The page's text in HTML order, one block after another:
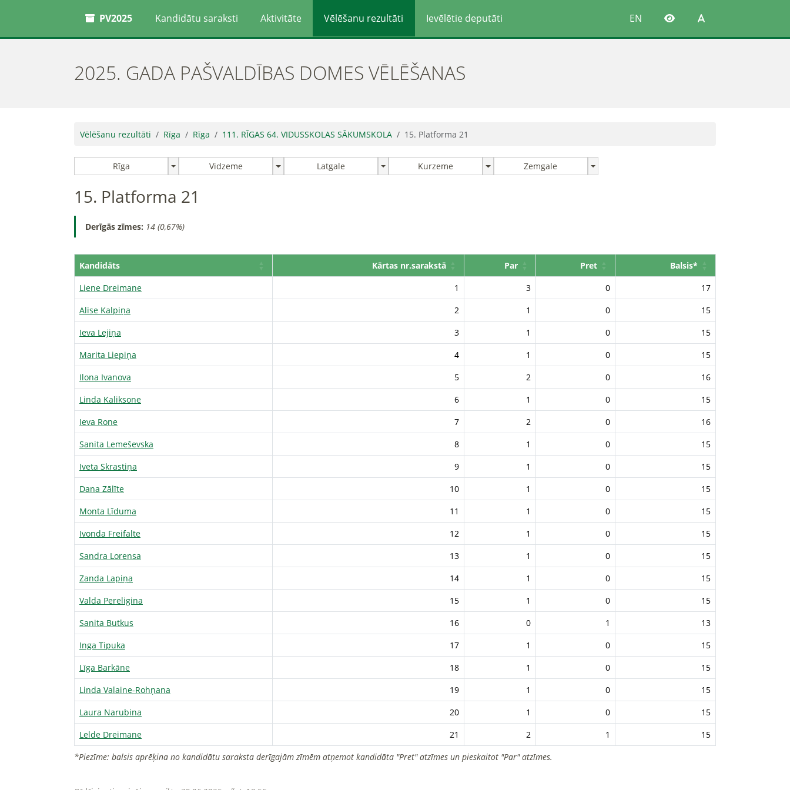
PV2025 Kandidātu saraksti Aktivitāte Vēlēšanu rezultāti Ievēlētie deputāti EN
2025. GADA PAŠVALDĪBAS DOMES VĒLĒŠANAS
Vēlēšanu rezultāti Rīga Rīga 111. RĪGAS 64. VIDUSSKOLAS SĀKUMSKOLA 15. Platforma 21
Rīga Vidzeme Latgale Kurzeme Zemgale
15. Platforma 21
Derīgās zīmes: 14 (0,67%)
Kandidāts Kārtas nr.sarakstā Par Pret
Balsis*
Liene Dreimane
1 3 0
17
Alise Kalpiņa
2 1 0
15
Ieva Lejiņa
3 1 0
15
Marita Liepiņa
4 1 0
15
Ilona Ivanova
5 2 0
16
Linda Kaliksone
6 1 0
15
Ieva Rone
7 2 0
16
Sanita Lemeševska
8 1 0
15
Iveta Skrastiņa
9 1 0
15
Dana Zālīte
10 1 0
15
Monta Līduma
11 1 0
15
Ivonda Freifalte
12 1 0
15
Sandra Lorensa
13 1 0
15
Zanda Lapiņa
14 1 0
15
Valda Pereligina
15 1 0
15
Sanita Butkus
16 0 1
13
Inga Tipuka
17 1 0
15
Līga Barkāne
18 1 0
15
Linda Valaine-Rohņana
19 1 0
15
Laura Narubina
20 1 0
15
Lelde Dreimane
21 2 1
15
*Piezīme: balsis aprēķina no kandidātu saraksta derīgajām zīmēm atņemot kandidāta "Pret" atzīmes un pieskaitot "Par" atzīmes.